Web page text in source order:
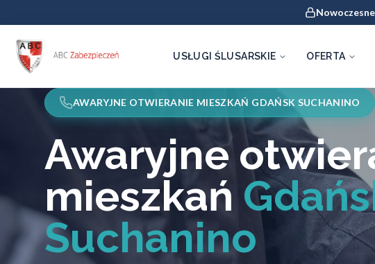
USŁUGI ŚLUSARSKIE OFERTA
AWARYJNE OTWIERANIE MIESZKAŃ GDAŃSK SUCHANINO
Awaryjne
mieszkań
Suchanino